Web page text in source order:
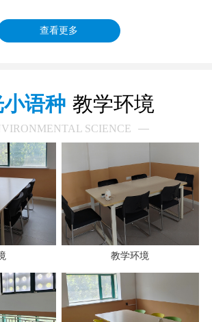
查看更多
小语种 教学环境
SCIENCE
教学环境